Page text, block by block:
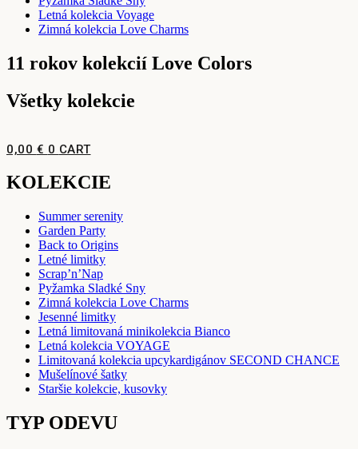
Letná kolekcia Voyage
Zimná kolekcia Love Charms
11 rokov kolekcií Love Colors
Všetky kolekcie
0,00 € 0 CART
KOLEKCIE
Summer serenity
Garden Party
Back to Origins
Letné limitky
Scrap’n’Nap
Pyžamka Sladké Sny
Zimná kolekcia Love Charms
Jesenné limitky
Letná limitovaná minikolekcia Bianco
Letná kolekcia VOYAGE
Limitovaná kolekcia upcykardigánov SECOND CHANCE
Mušelínové šatky
Staršie kolekcie, kusovky
TYP ODEVU